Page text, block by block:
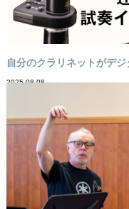
自分のクラリネットがデ
2025-08-08